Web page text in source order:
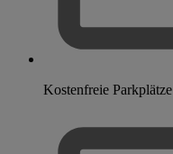
Kostenfreie Parkplätze